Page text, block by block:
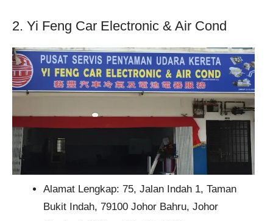
2. Yi Feng Car Electronic & Air Cond
Alamat Lengkap: 75, Jalan Indah 1, Taman
Bukit Indah, 79100 Johor Bahru, Johor